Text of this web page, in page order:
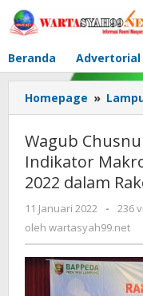
Lewati
ke
Beranda
Advertorial
Homepage »
Wagub
Indikator
2022 dalam
11 Januari 2022
oleh
-
236
oleh wartasyah99.net